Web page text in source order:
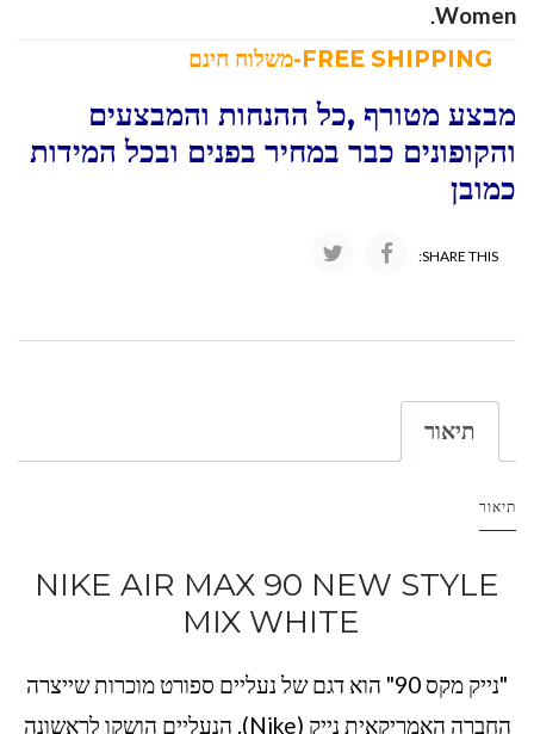
Women
.
מבצע מטורף ,כל ההנחות והמבצעים
והקופונים כבר במחיר בפנים ובכל המידות
כמובן
SHARE THIS:
תיאור
תיאור
NIKE AIR MAX 90 NEW STYLE
MIX WHITE
"נייק מקס 90" הוא דגם של נעליים ספורט מוכרות שייצרה
החברה האמריקאית נייק (Nike). הנעליים הושקו לראשונה